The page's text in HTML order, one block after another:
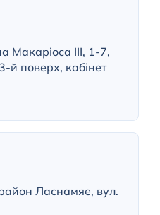
Макаріоса III, 1-7,
й поверх, кабінет
Ласнамяе, вул.